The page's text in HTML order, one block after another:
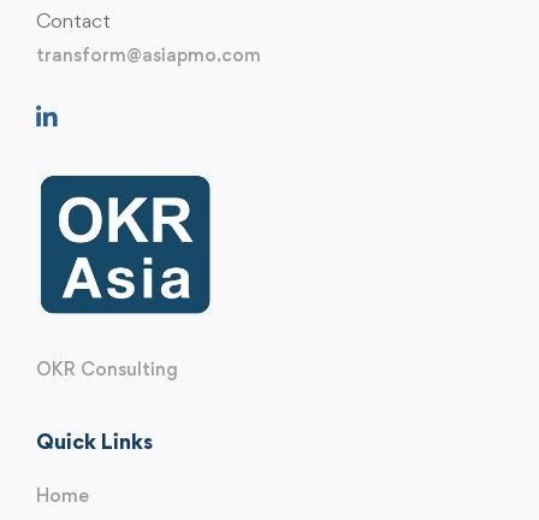
Contact
transform@asiapmo.com
OKR Consulting
Quick Links
Home